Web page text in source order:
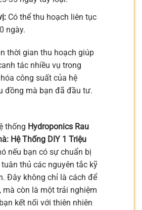
Có thể thu hoạch liên tục
ngày.
thời gian thu hoạch giúp
tác nhiều vụ trong
công suất của hệ
đồng mà bạn đã đầu tư.
thống Hydroponics Rau
Hệ Thống DIY 1 Triệu
nếu bạn có sự chuẩn bị
thủ các nguyên tắc kỹ
Đây không chỉ là cách để
mà còn là một trải nghiệm
kết nối với thiên nhiên